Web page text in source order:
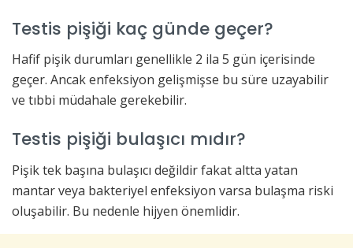
Testis pişiği kaç günde geçer?
Hafif pişik durumları genellikle 2 ila 5 gün içerisinde
geçer. Ancak enfeksiyon gelişmişse bu süre uzayabilir
ve tıbbi müdahale gerekebilir.
Testis pişiği bulaşıcı mıdır?
Pişik tek başına bulaşıcı değildir fakat altta yatan
mantar veya bakteriyel enfeksiyon varsa bulaşma riski
oluşabilir. Bu nedenle hijyen önemlidir.